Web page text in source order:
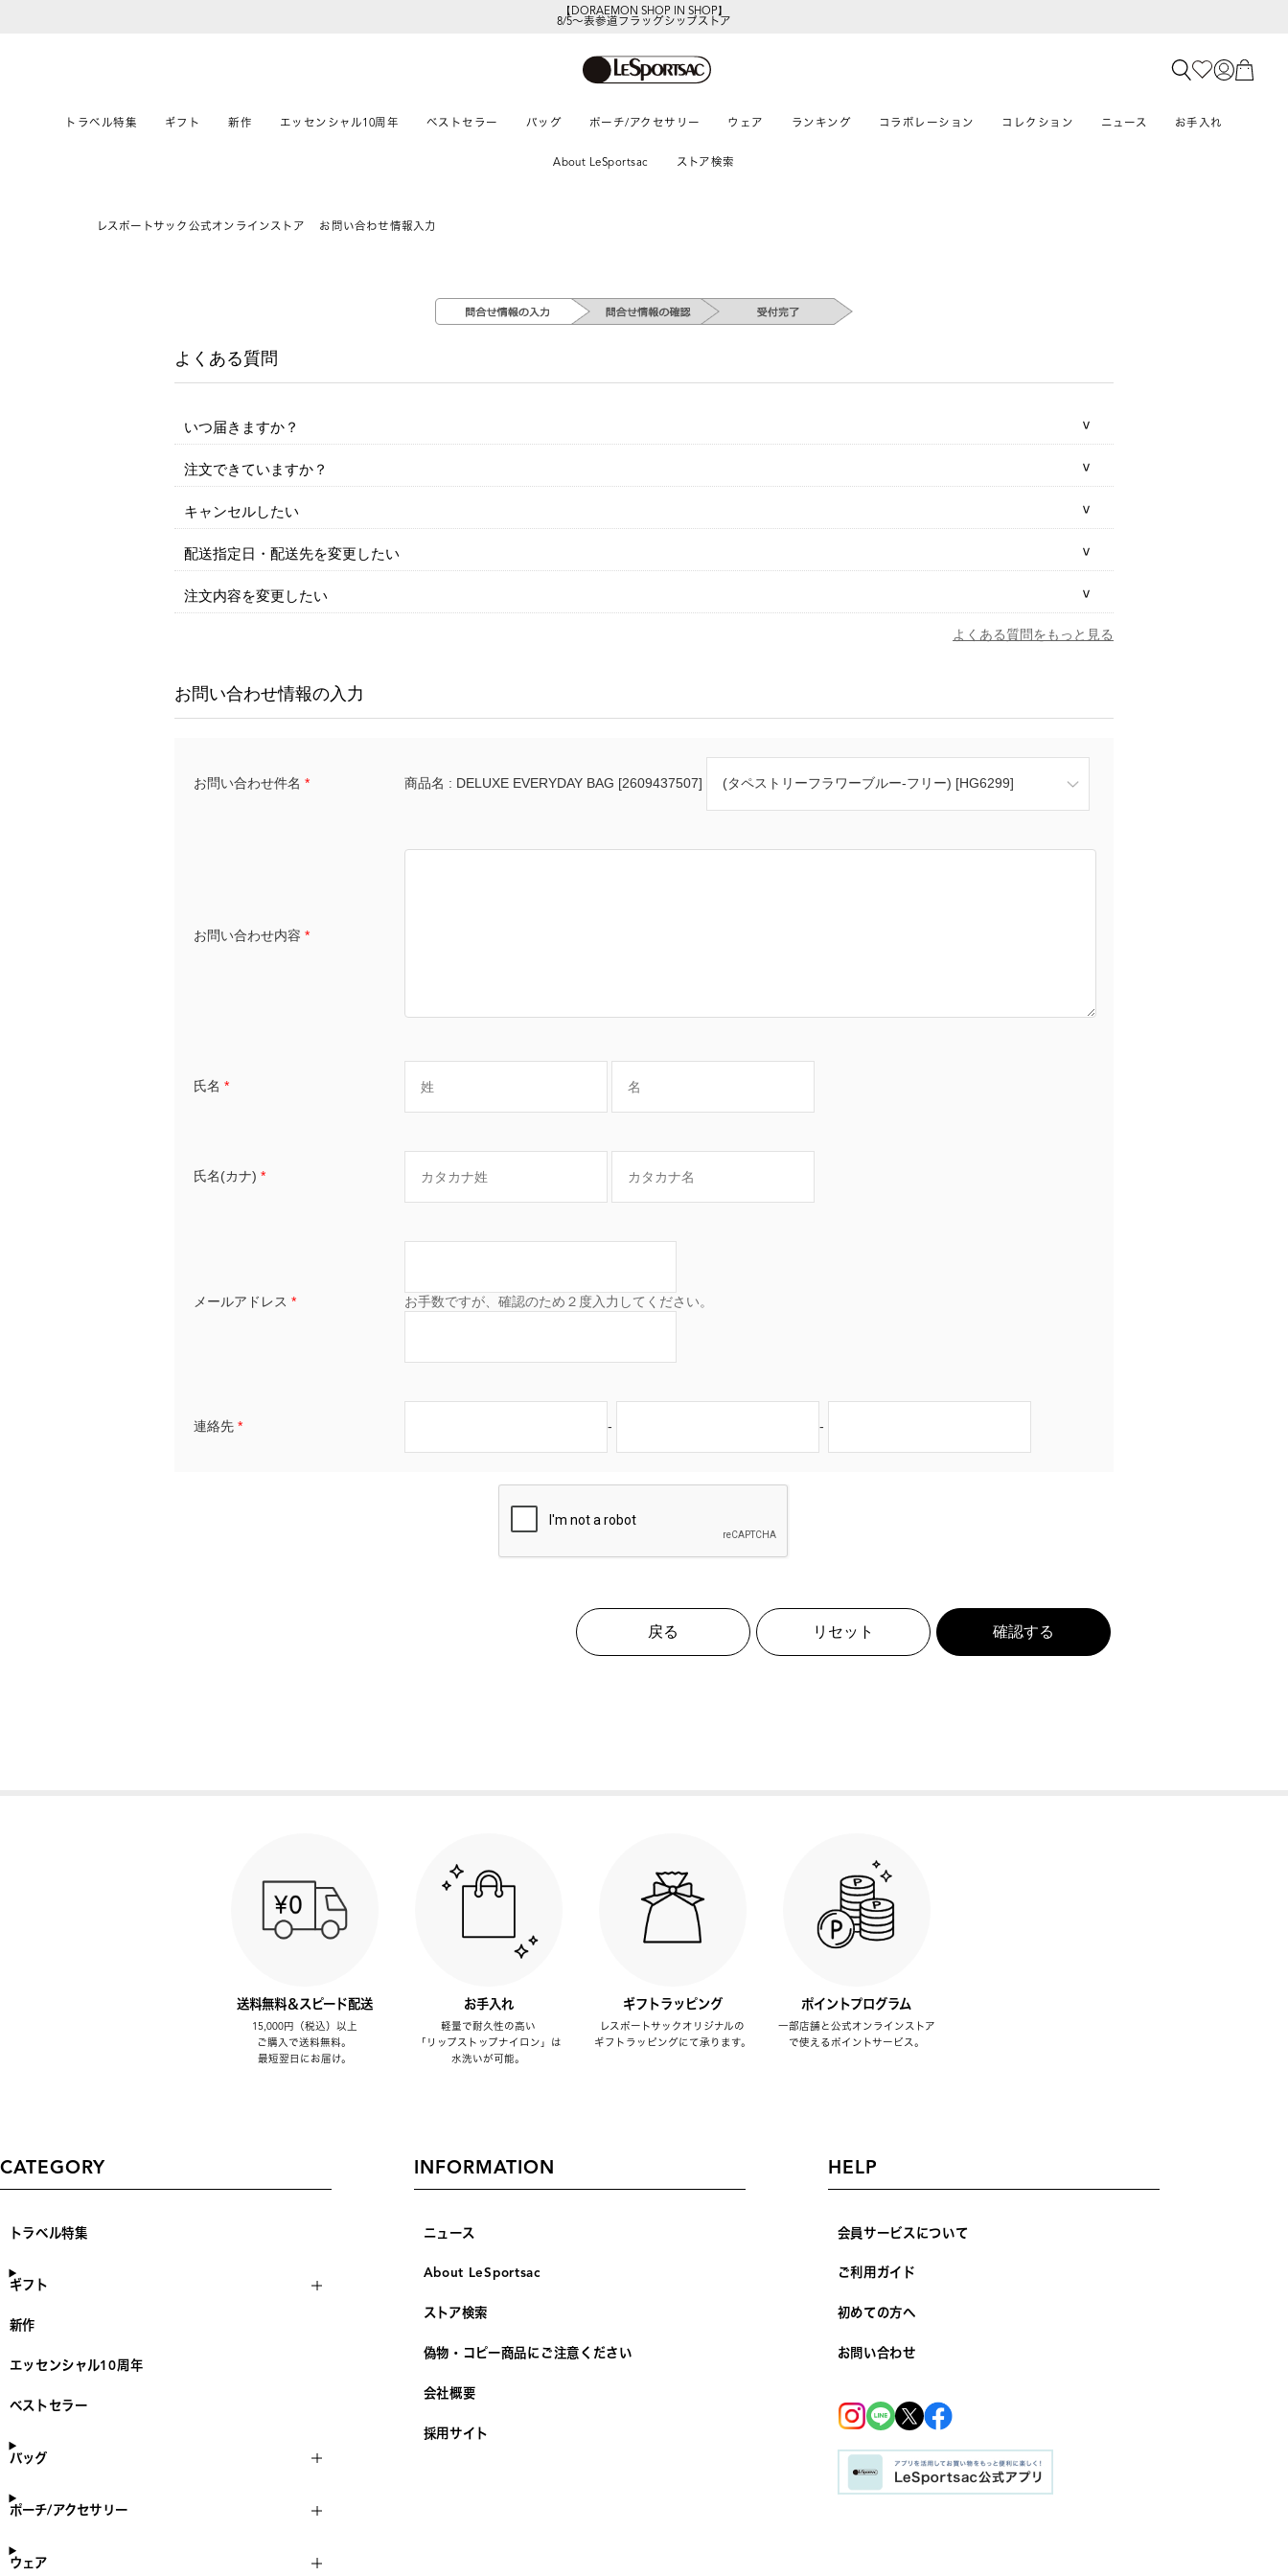
【DORAEMON SHOP IN SHOP】
8/5～表参道フラッグシップストア
トラベル特集 ギフト 新作 エッセンシャル10周年 ベストセラー バッグ ポーチ/アクセサリー ウェア ランキング コラボレーション コレクション ニュース お手入れ
About LeSportsac ストア検索
レスポートサック公式オンラインストア お問い合わせ情報入力
よくある質問
いつ届きますか？
注文できていますか？
キャンセルしたい
配送指定日・配送先を変更したい
注文内容を変更したい
よくある質問をもっと見る
お問い合わせ情報の入力
お問い合わせ件名 * 商品名 : DELUXE EVERYDAY BAG [2609437507]
お問い合わせ内容 *
氏名 *
氏名(カナ) *
メールアドレス * お手数ですが、確認のため２度入力してください。
連絡先 * - -
戻る リセット 確認する
送料無料＆スピード配送
15,000円（税込）以上
ご購入で送料無料。
最短翌日にお届け。
お手入れ
軽量で耐久性の高い
「リップストップナイロン」は
水洗いが可能。
ギフトラッピング
レスポートサックオリジナルの
ギフトラッピングにて承ります。
ポイントプログラム
一部店舗と公式オンラインストア
で使えるポイントサービス。
CATEGORY
トラベル特集
ギフト
新作
エッセンシャル10周年
ベストセラー
バッグ
ポーチ/アクセサリー
ウェア
INFORMATION
ニュース
About LeSportsac
ストア検索
偽物・コピー商品にご注意ください
会社概要
採用サイト
HELP
会員サービスについて
ご利用ガイド
初めての方へ
お問い合わせ